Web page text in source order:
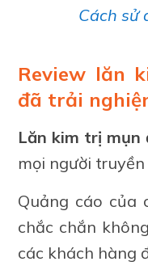
Cách sử
Review lăn
đã trải
Lăn kim trị mụn
mọi người
Quảng cáo của
chắc chắn
các khách hàng